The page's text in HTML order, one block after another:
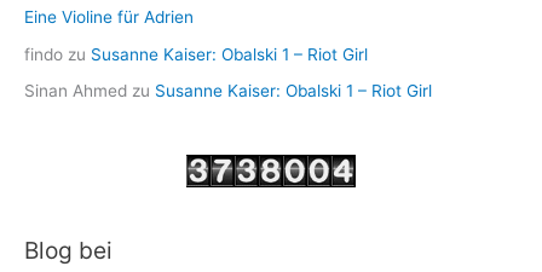
Eine Violine für Adrien
findo zu Susanne Kaiser: Obalski 1 – Riot Girl
Sinan Ahmed zu Susanne Kaiser: Obalski 1 – Riot Girl
Blog bei